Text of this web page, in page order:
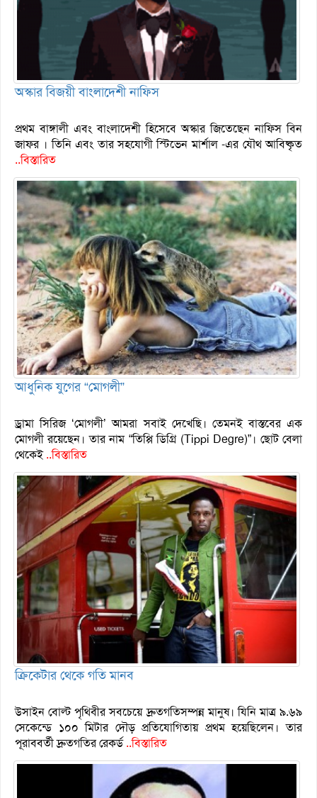
অস্কার বিজয়ী বাংলাদেশী নাফিস
প্রথম বাঙ্গালী এবং বাংলাদেশী হিসেবে অস্কার জিতেছেন নাফিস বিন
জাফর । তিনি এবং তার সহযোগী স্টিভেন মার্শাল -এর যৌথ আবিষ্কৃত
..বিস্তারিত
আধুনিক যুগের “মোগলী”
ড্রামা সিরিজ ‘মোগলী’ আমরা সবাই দেখেছি। তেমনই বাস্তবের এক
মোগলী রয়েছেন। তার নাম “তিপ্পি ডিগ্রি (Tippi Degre)”। ছোট বেলা
থেকেই..বিস্তারিত
ক্রিকেটার থেকে গতি মানব
উসাইন বোল্ট পৃথিবীর সবচেয়ে দ্রুতগতিসম্পন্ন মানুষ। যিনি মাত্র ৯.৬৯
সেকেন্ডে ১০০ মিটার দৌড় প্রতিযোগিতায় প্রথম হয়েছিলেন। তার
পূরাববর্তী দ্রুতগতির রেকর্ড..বিস্তারিত